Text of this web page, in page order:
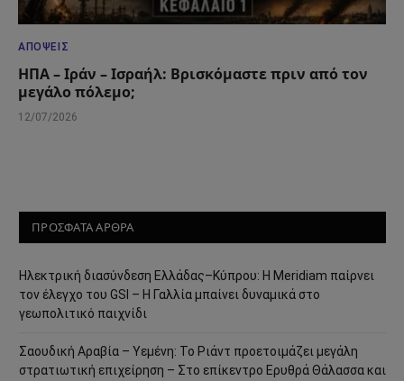
ΑΠΌΨΕΙΣ
ΗΠΑ – Ιράν – Ισραήλ: Βρισκόμαστε πριν από τον
μεγάλο πόλεμο;
12/07/2026
ΠΡΟΣΦΑΤΑ ΑΡΘΡΑ
Ηλεκτρική διασύνδεση Ελλάδας–Κύπρου: Η Meridiam παίρνει
τον έλεγχο του GSI – Η Γαλλία μπαίνει δυναμικά στο
γεωπολιτικό παιχνίδι
Σαουδική Αραβία – Υεμένη: Το Ριάντ προετοιμάζει μεγάλη
στρατιωτική επιχείρηση – Στο επίκεντρο Ερυθρά Θάλασσα και